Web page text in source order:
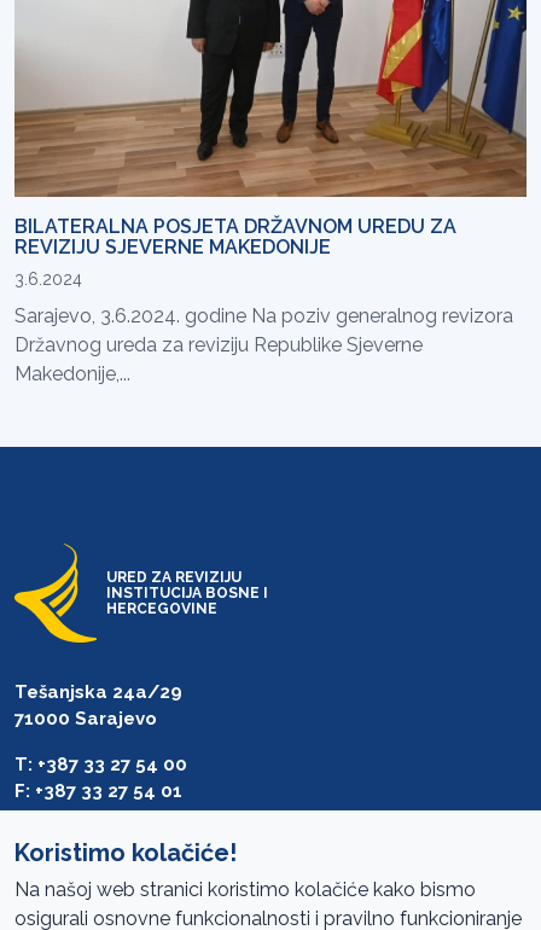
BILATERALNA POSJETA DRŽAVNOM UREDU ZA
REVIZIJU SJEVERNE MAKEDONIJE
3.6.2024
Sarajevo, 3.6.2024. godine Na poziv generalnog revizora
Državnog ureda za reviziju Republike Sjeverne
Makedonije,...
URED ZA REVIZIJU
INSTITUCIJA BOSNE I
HERCEGOVINE
Tešanjska 24a/29
71000 Sarajevo
T: +387 33 27 54 00
F: +387 33 27 54 01
Koristimo kolačiće!
Na našoj web stranici koristimo kolačiće kako bismo
osigurali osnovne funkcionalnosti i pravilno funkcioniranje